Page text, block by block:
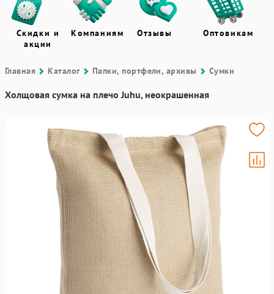
Скидки и
акции
Компаниям Отзывы Оптовикам
Главная Каталог Папки, портфели, архивы Сумки
Холщовая сумка на плечо Juhu, неокрашенная